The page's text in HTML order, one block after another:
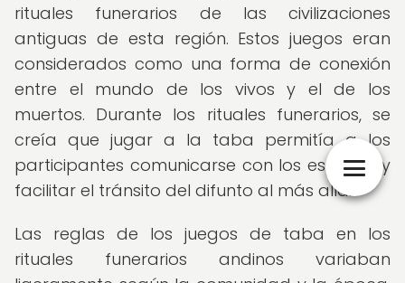
rituales funerarios de las civilizaciones
antiguas de esta región. Estos juegos eran
considerados como una forma de conexión
entre el mundo de los vivos y el de los
muertos. Durante los rituales funerarios, se
creía que jugar a la taba permitía a los
participantes comunicarse con los espíritus y
facilitar el tránsito del difunto al más allá.
Las reglas de los juegos de taba en los
rituales funerarios andinos variaban